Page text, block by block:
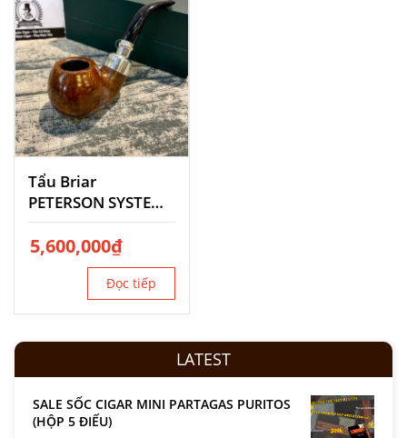
Tẩu Briar
PETERSON SYSTEM
302
5,600,000₫
Đọc tiếp
LATEST
SALE SỐC CIGAR MINI PARTAGAS PURITOS
(HỘP 5 ĐIẾU)